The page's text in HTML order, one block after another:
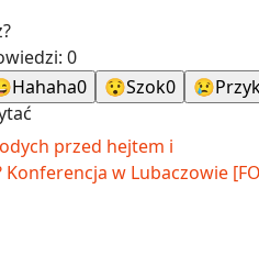
0
Hahaha0 😯Szok0 😢